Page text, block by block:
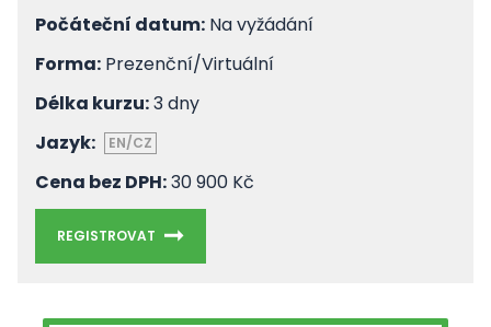
Počáteční datum: Na vyžádání
Forma: Prezenční/Virtuální
Délka kurzu:3 dny
Jazyk:
EN/CZ
Cena bez DPH:30 900 Kč
REGISTROVAT